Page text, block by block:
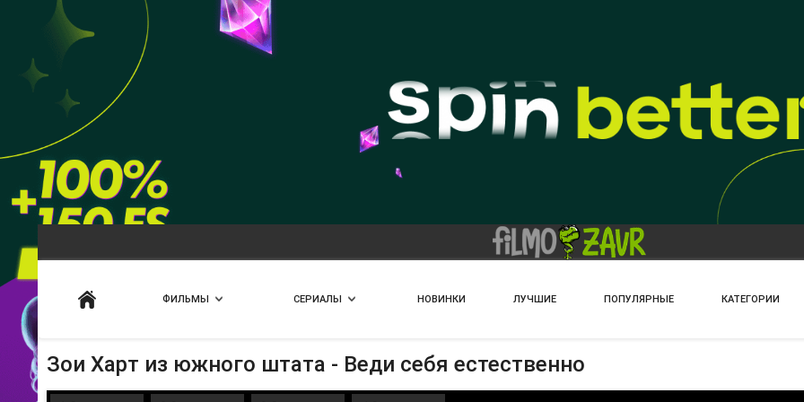
ФИЛЬМЫ СЕРИАЛЫ НОВИНКИ ЛУЧШИЕ ПОПУЛЯРНЫЕ КАТЕГОРИИ
Зои Харт из южного штата - Веди себя естественно